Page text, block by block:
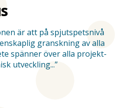
är att på spjutspetsnivå
granskning av alla
spänner över alla projekt­
utveckling...”